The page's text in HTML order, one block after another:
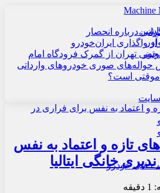
فنی خودرو
درباره انحصار
از واگذاری ایران‌خودرو
تهران از گمرک فرودگاه امام
حواله‌های صوری خودروهای وارداتی
موقتی است؟
تازه و اعتماد به نفس
خانگی ایتالیا